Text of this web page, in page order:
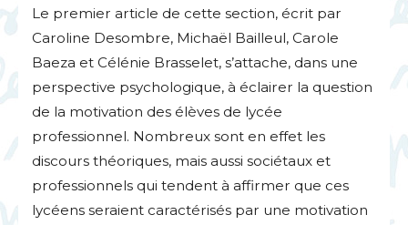
Le premier article de cette section, écrit par
Caroline Desombre, Michaël Bailleul, Carole
Baeza et Célénie Brasselet, s’attache, dans une
perspective psychologique, à éclairer la question
de la motivation des élèves de lycée
professionnel. Nombreux sont en effet les
discours théoriques, mais aussi sociétaux et
professionnels qui tendent à affirmer que ces
lycéens seraient caractérisés par une motivation